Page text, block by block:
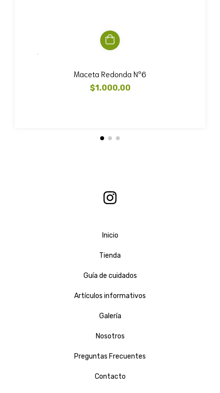
Maceta Redonda Nº6
$1.000,00
Inicio
Tienda
Guía de cuidados
Artículos informativos
Galería
Nosotros
Preguntas Frecuentes
Contacto